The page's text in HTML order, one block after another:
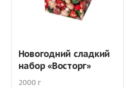
Новогодний сладкий
набор «Восторг»
2000 г